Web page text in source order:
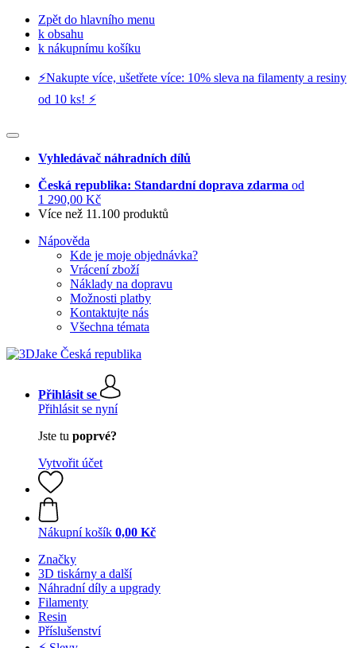
Zpět do hlavního menu
k obsahu
k nákupnímu košíku
⚡️Nakupte více, ušetřete více: 10% sleva na filamenty a resiny
od 10 ks! ⚡️
Vyhledávač náhradních dílů
Česká republika: Standardní doprava zdarma od
1 290,00 Kč
Více než 11.100 produktů
Nápověda
Kde je moje objednávka?
Vrácení zboží
Náklady na dopravu
Možnosti platby
Kontaktujte nás
Všechna témata
Přihlásit se
Přihlásit se nyní
Jste tu poprvé?
Vytvořit účet
Nákupní košík 0,00 Kč
Značky
3D tiskárny a další
Náhradní díly a upgrady
Filamenty
Resin
Příslušenství